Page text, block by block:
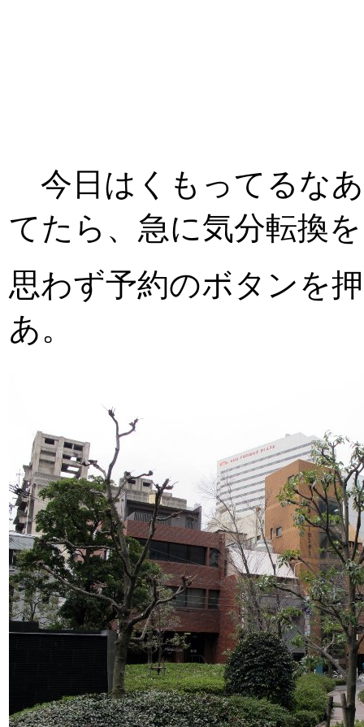
今日はくもってるなあ
てたら、急に気分転換
思わず予約のボタンを
あ。